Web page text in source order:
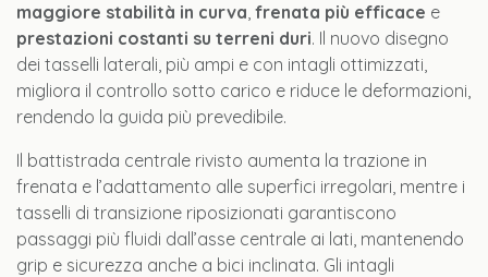
maggiore stabilità in curva, frenata più efficace e
prestazioni costanti su terreni duri. Il nuovo disegno
dei tasselli laterali, più ampi e con intagli ottimizzati,
migliora il controllo sotto carico e riduce le deformazioni,
rendendo la guida più prevedibile.
Il battistrada centrale rivisto aumenta la trazione in
frenata e l’adattamento alle superfici irregolari, mentre i
tasselli di transizione riposizionati garantiscono
passaggi più fluidi dall’asse centrale ai lati, mantenendo
grip e sicurezza anche a bici inclinata. Gli intagli